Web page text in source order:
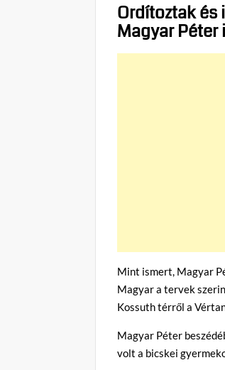
Ordítoztak és
Magyar
Mint ismert, Magyar
Magyar a tervek
Kossuth térről a
Magyar Péter
volt a bicskei